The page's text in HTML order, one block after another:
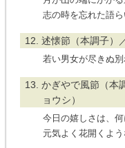
志の時を忘れた語ら
12. 述懐節（本調子）
若い男女が尽きぬ
13. かぎやで風節（本
ョウシ）
今日の嬉しさは、
元気よく花開くよ